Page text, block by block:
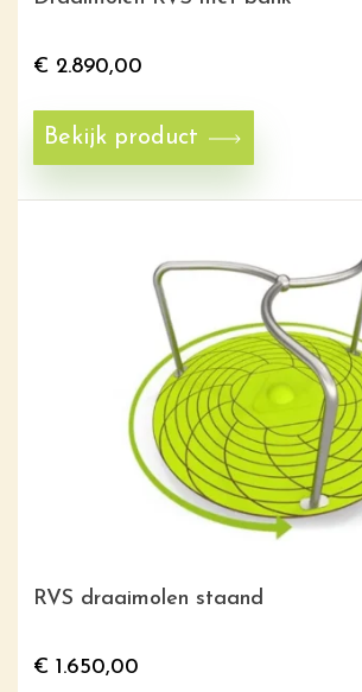
€ 2.890,00
Bekijk product
RVS draaimolen staand
€ 1.650,00